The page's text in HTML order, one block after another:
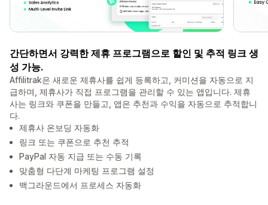
간단하면서 강력한 제휴 프로그램으로 할인 및 추적 링크 생
성 가능.
Affilitrak은 새로운 제휴사를 쉽게 등록하고, 커미션을 자동으로 지
급하며, 제휴사가 직접 프로그램을 관리할 수 있는 앱입니다. 제휴
사는 링크와 쿠폰을 만들고, 앱은 추천과 수익을 자동으로 추적합니
다.
제휴사 온보딩 자동화
링크 또는 쿠폰으로 추천 추적
PayPal 자동 지급 또는 수동 기록
맞춤형 다단계 마케팅 프로그램 설정
백그라운드에서 프로세스 자동화